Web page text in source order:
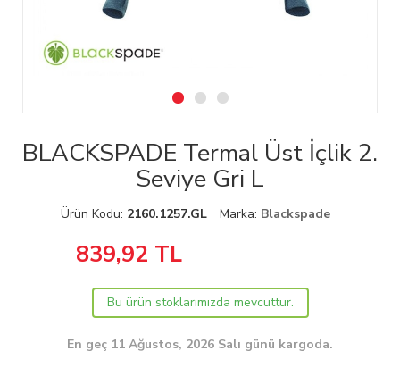
BLACKSPADE Termal Üst İçlik 2.
Seviye Gri L
Ürün Kodu: 2160.1257.GL Marka: Blackspade
839,92 TL
Bu ürün stoklarımızda mevcuttur.
En geç 11 Ağustos, 2026 Salı günü kargoda.